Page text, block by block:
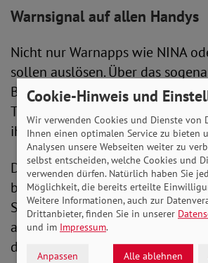
Warnsignal auf allen Handys
Nicht nur Warnapps wie NINA
sollen auslösen. Über das
Broadcast-System erhalten alle
Textnachricht und ein
ihr Gerät.
Doch nicht überall werden alle
bedient. In Berlin beispielsweise
Sirenen stumm, da diese noch
angesteuert werden können
dem Warnsystem des Bundes
Cookie-Hinweis und
Wir verwenden Cookies und Dienste von
Ihnen einen optimalen Service zu bieten
Analysen unsere Webseiten weiter zu
selbst entscheiden, welche Cookies und
verwenden dürfen. Natürlich haben Sie
Möglichkeit, die bereits erteilte
Weitere Informationen, auch zur
Drittanbieter, finden Sie in unserer
und im Impressum.
Anpassen Alle ablehnen